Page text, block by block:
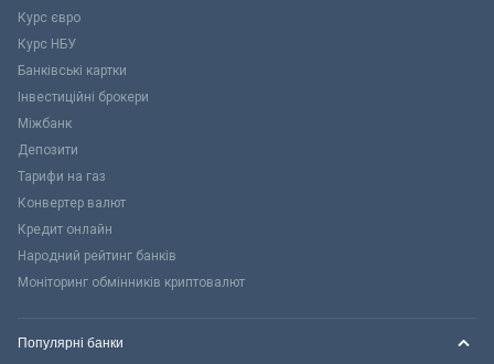
Курс євро
Курс НБУ
Банківські картки
Інвестиційні брокери
Міжбанк
Депозити
Тарифи на газ
Конвертер валют
Кредит онлайн
Народний рейтинг банків
Моніторинг обмінників криптовалют
Популярні банки